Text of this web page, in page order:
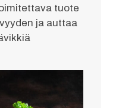
tuote
ja auttaa